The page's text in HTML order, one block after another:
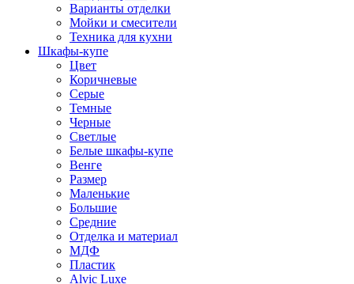
Варианты отделки
Мойки и смесители
Техника для кухни
Шкафы-купе
Цвет
Коричневые
Серые
Темные
Черные
Светлые
Белые шкафы-купе
Венге
Размер
Маленькие
Большие
Средние
Отделка и материал
МДФ
Пластик
Alvic Luxe